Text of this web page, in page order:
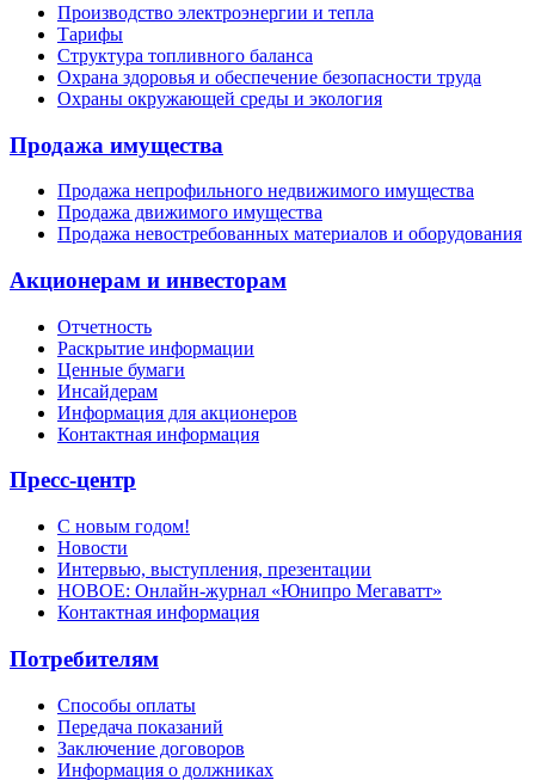
Производство электроэнергии и тепла
Тарифы
Структура топливного баланса
Охрана здоровья и обеспечение безопасности труда
Охраны окружающей среды и экология
Продажа имущества
Продажа непрофильного недвижимого имущества
Продажа движимого имущества
Продажа невостребованных материалов и оборудования
Акционерам и инвесторам
Отчетность
Раскрытие информации
Ценные бумаги
Инсайдерам
Информация для акционеров
Контактная информация
Пресс-центр
С новым годом!
Новости
Интервью, выступления, презентации
НОВОЕ: Онлайн-журнал «Юнипро Мегаватт»
Контактная информация
Потребителям
Способы оплаты
Передача показаний
Заключение договоров
Информация о должниках